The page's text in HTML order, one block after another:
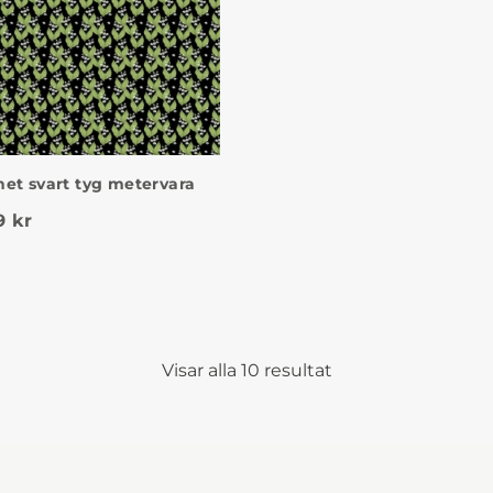
svart tyg metervara
ursprungliga priset var: 289 kr.
krDet nuvarande priset är: 99 kr.
Visar alla 10 resultat